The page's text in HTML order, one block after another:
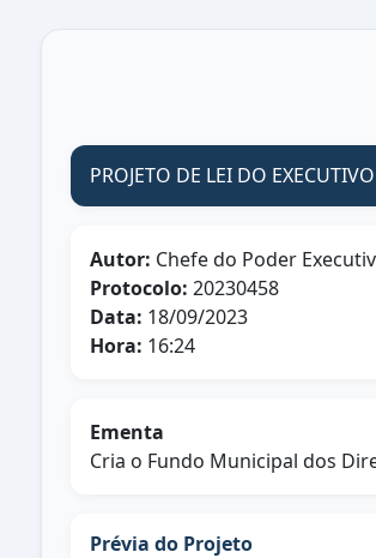
PROJETO DE LEI DO
Autor: Chefe do Poder
Protocolo: 20230458
Data: 18/09/2023
Hora: 16:24
Ementa
Cria o Fundo Municipal dos
Prévia do Projeto